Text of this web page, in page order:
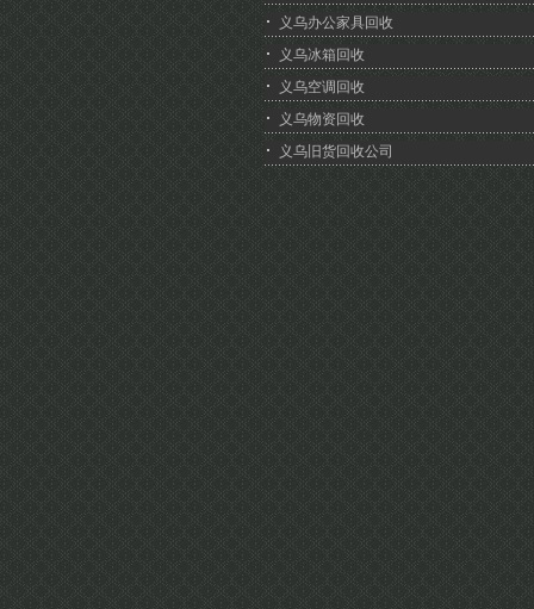
义乌办公家具回收
义乌冰箱回收
义乌空调回收
义乌物资回收
义乌旧货回收公司